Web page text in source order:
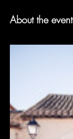
About the event